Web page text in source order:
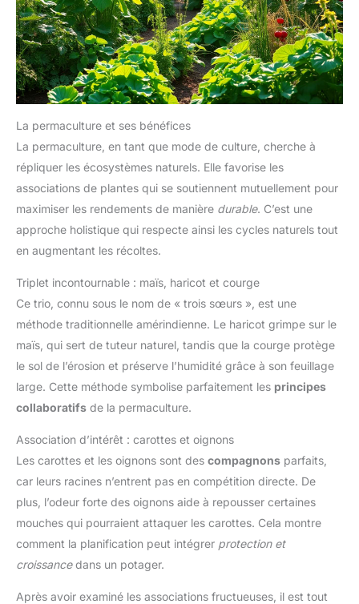
La permaculture et ses bénéfices
La permaculture, en tant que mode de culture, cherche à
répliquer les écosystèmes naturels. Elle favorise les
associations de plantes qui se soutiennent mutuellement pour
maximiser les rendements de manière durable. C’est une
approche holistique qui respecte ainsi les cycles naturels tout
en augmentant les récoltes.
Triplet incontournable : maïs, haricot et courge
Ce trio, connu sous le nom de « trois sœurs », est une
méthode traditionnelle amérindienne. Le haricot grimpe sur le
maïs, qui sert de tuteur naturel, tandis que la courge protège
le sol de l’érosion et préserve l’humidité grâce à son feuillage
large. Cette méthode symbolise parfaitement les principes
collaboratifs de la permaculture.
Association d’intérêt : carottes et oignons
Les carottes et les oignons sont des compagnons parfaits,
car leurs racines n’entrent pas en compétition directe. De
plus, l’odeur forte des oignons aide à repousser certaines
mouches qui pourraient attaquer les carottes. Cela montre
comment la planification peut intégrer protection et
croissancedans un potager.
Après avoir examiné les associations fructueuses, il est tout